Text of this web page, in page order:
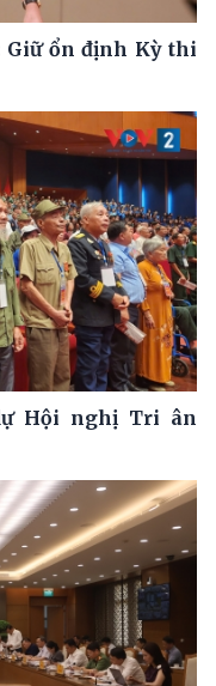
Giữ ổn định Kỳ thi
Hội nghị Tri ân